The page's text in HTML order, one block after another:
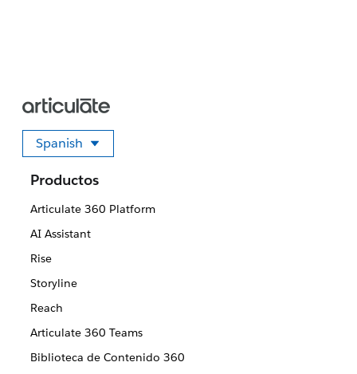
Spanish
Seleccione su idioma
Productos
Articulate 360 Platform
AI Assistant
Rise
Storyline
Reach
Articulate 360 Teams
Biblioteca de Contenido 360